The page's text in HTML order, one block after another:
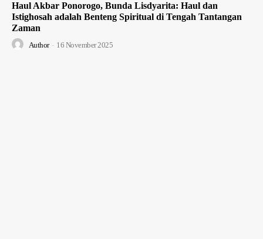
Haul Akbar Ponorogo, Bunda Lisdyarita: Haul dan
Istighosah adalah Benteng Spiritual di Tengah Tantangan
Zaman
Author - 16 November 2025